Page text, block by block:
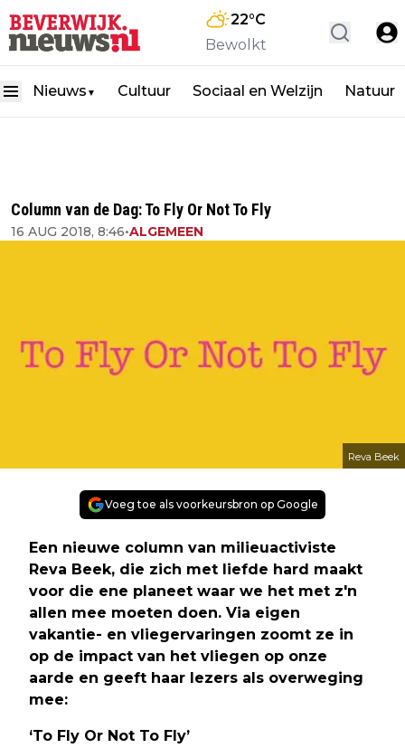
22°C
Bewolkt
Nieuws ▼ Cultuur Sociaal en Welzijn Natuur
Column van de Dag: To Fly Or Not To Fly
16 AUG 2018, 8:46•ALGEMEEN
Reva Beek
Voeg toe als voorkeursbron op Google
Een nieuwe column van milieuactiviste
Reva Beek, die zich met liefde hard maakt
voor die ene planeet waar we het met z'n
allen mee moeten doen. Via eigen
vakantie- en vliegervaringen zoomt ze in
op de impact van het vliegen op onze
aarde en geeft haar lezers als overweging
mee:
‘To Fly Or Not To Fly’